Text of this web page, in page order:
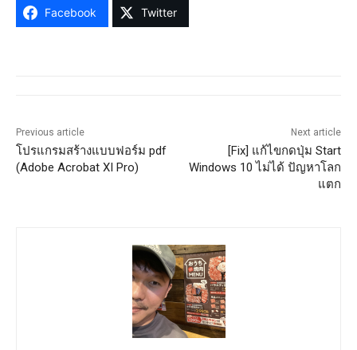
Facebook Twitter
Previous article
โปรแกรมสร้างแบบฟอร์ม pdf
(Adobe Acrobat XI Pro)
Next article
[Fix] แก้ไขกดปุ่ม Start
Windows 10 ไม่ได้ ปัญหาโลก
แตก